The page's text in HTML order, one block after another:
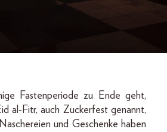
Fastenperiode zu Ende geht,
al-Fitr, auch Zuckerfest genannt,
und Geschenke haben